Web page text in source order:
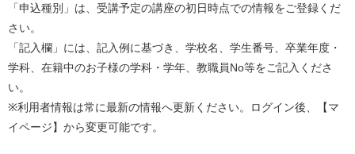
「申込種別」は、受講予定の講座の初日時点での情報をご登録くだ
さい。
「記入欄」には、記入例に基づき、学校名、学生番号、卒業年度・
学科、在籍中のお子様の学科・学年、教職員No等をご記入くださ
い。
※利用者情報は常に最新の情報へ更新ください。ログイン後、【マ
イページ】から変更可能です。